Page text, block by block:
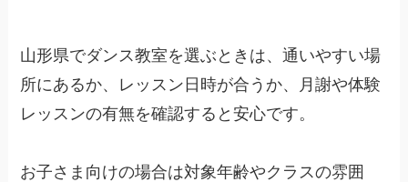
山形県でダンス教室を選ぶときは、通いやすい場
所にあるか、レッスン日時が合うか、月謝や体験
レッスンの有無を確認すると安心です。
お子さま向けの場合は対象年齢やクラスの雰囲